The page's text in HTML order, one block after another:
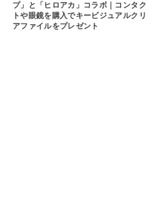
プ」と「ヒロアカ」コラボ｜コンタク
トや眼鏡を購入でキービジュアルクリ
アファイルをプレゼント